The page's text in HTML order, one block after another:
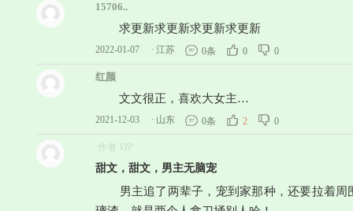
15706..
求更新求更新求更新求更新
2022-01-07 · 江苏 0条 0 0
红颜
文文很正，喜欢大女主…
2021-12-03 · 山东 0条 2 0
作者 VIP
甜文，甜文，男主无脑宠
男主追了两辈子，宠到家那种，还要拉着周